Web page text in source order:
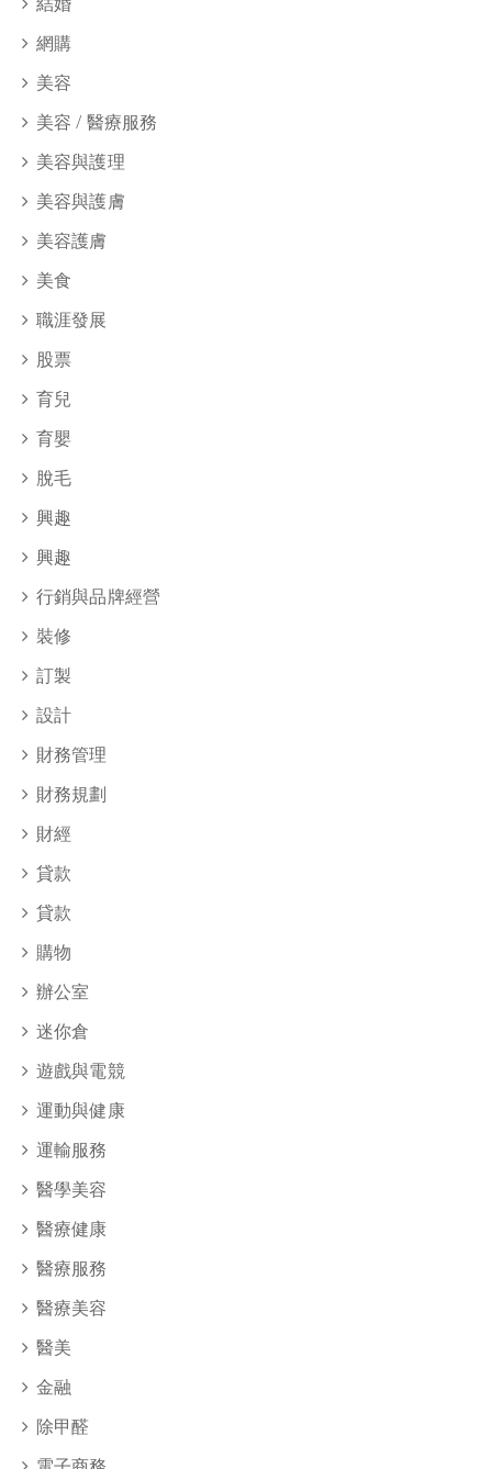
網購
美容
美容 / 醫療服務
美容與護理
美容與護膚
美容護膚
美食
職涯發展
股票
育兒
育嬰
脫毛
興趣
興趣
行銷與品牌經營
裝修
訂製
設計
財務管理
財務規劃
財經
貸款
貸款
購物
辦公室
迷你倉
遊戲與電競
運動與健康
運輸服務
醫學美容
醫療健康
醫療服務
醫療美容
醫美
金融
除甲醛